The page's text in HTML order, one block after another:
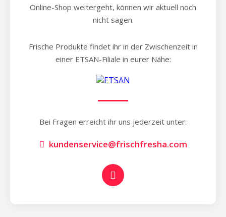
Online-Shop weitergeht, können wir aktuell noch
nicht sagen.
Frische Produkte findet ihr in der Zwischenzeit in
einer ETSAN-Filiale in eurer Nähe:
Bei Fragen erreicht ihr uns jederzeit unter:
kundenservice@frischfresha.com